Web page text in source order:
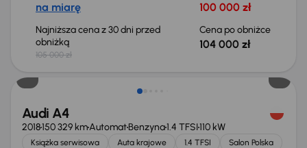
na miarę 100 000 zł
Najniższa cena z 30 dni przed
obniżką
105 000 zł
Cena po obniżce
104 000 zł
Taniej o 1 000 zł
Audi A4
2018150 329 kmAutomatBenzyna1.4 TFSI110 kW
Książka serwisowa Auta krajowe 1.4 TFSI
Salon Polska